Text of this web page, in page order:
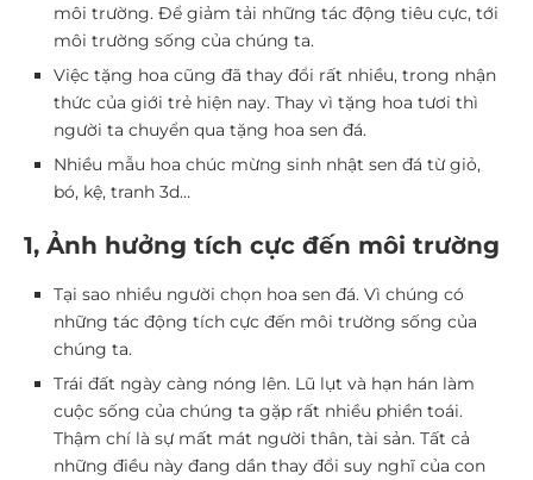
môi trường. Để giảm tải những tác động tiêu cực, tới
môi trường sống của chúng ta.
Việc tặng hoa cũng đã thay đổi rất nhiều, trong nhận
thức của giới trẻ hiện nay. Thay vì tặng hoa tươi thì
người ta chuyển qua tặng hoa sen đá.
Nhiều mẫu hoa chúc mừng sinh nhật sen đá từ giỏ,
bó, kệ, tranh 3d…
1, Ảnh hưởng tích cực đến môi trường
Tại sao nhiều người chọn hoa sen đá. Vì chúng có
những tác động tích cực đến môi trường sống của
chúng ta.
Trái đất ngày càng nóng lên. Lũ lụt và hạn hán làm
cuộc sống của chúng ta gặp rất nhiều phiền toái.
Thậm chí là sự mất mát người thân, tài sản. Tất cả
những điều này đang dần thay đổi suy nghĩ của con